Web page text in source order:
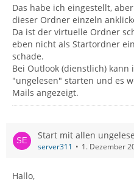
Das habe ich eingestellt,
dieser Ordner einzeln
Da ist der virtuelle Ordner
eben nicht als Startordner
schade.
Bei Outlook (dienstlich)
"ungelesen" starten und es
Mails angezeigt.
Start mit allen
server311 1. Dezember
Hallo,